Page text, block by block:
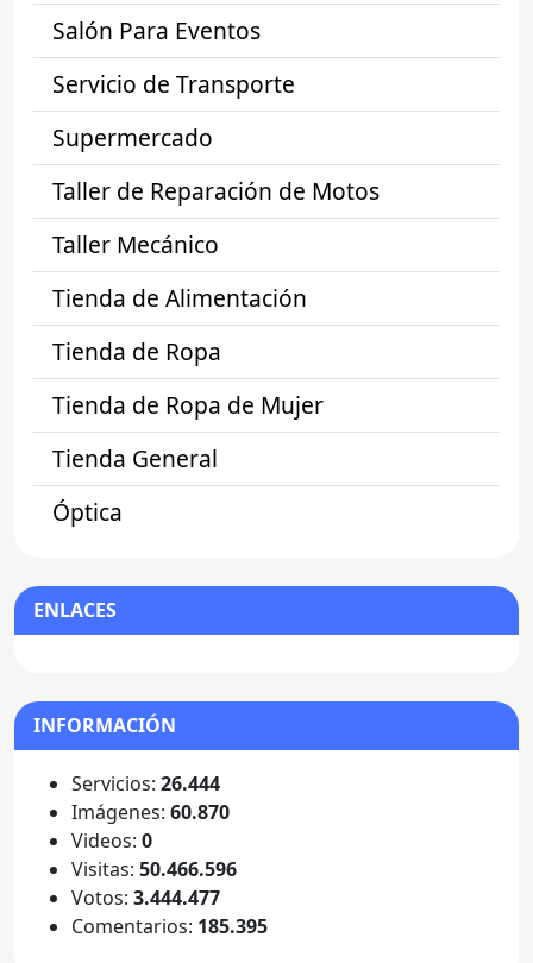
Salón Para Eventos
Servicio de Transporte
Supermercado
Taller de Reparación de Motos
Taller Mecánico
Tienda de Alimentación
Tienda de Ropa
Tienda de Ropa de Mujer
Tienda General
Óptica
ENLACES
INFORMACIÓN
Servicios: 26.444
Imágenes: 60.870
Videos: 0
Visitas: 50.466.596
Votos: 3.444.477
Comentarios: 185.395